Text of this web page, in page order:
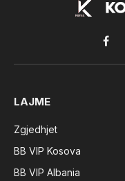
LAJME
Zgjedhjet
BB VIP Kosova
BB VIP Albania